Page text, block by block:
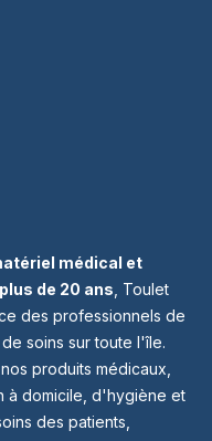
médical et
de 20 ans , Toulet
des professionnels de
soins sur toute l'île.
produits médicaux,
à domicile, d'hygiène et
des patients,